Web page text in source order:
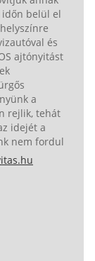
időn belül el
és
ajtónyitást
a
rejlik, tehát
idejét a
nem fordul